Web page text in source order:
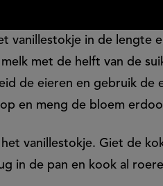
vanillestokje in de lengte
met de helft van de
de eieren en gebruik de
en meng de bloem
vanillestokje. Giet de
in de pan en kook al